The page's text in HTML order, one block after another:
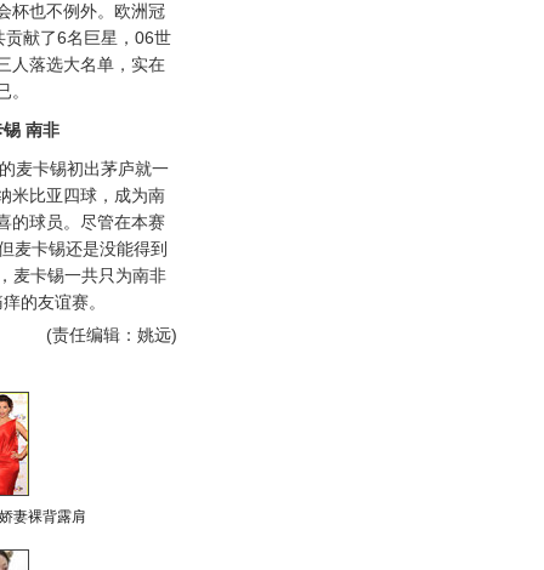
杯也不例外。欧洲冠
献了6名巨星，06世
人落选大名单，实在
。
南非
卡锡初出茅庐就一
米比亚四球，成为南
的球员。尽管在本赛
麦卡锡还是没能得到
麦卡锡一共只为南非
的友谊赛。
(责任编辑：姚远)
妻裸背露肩